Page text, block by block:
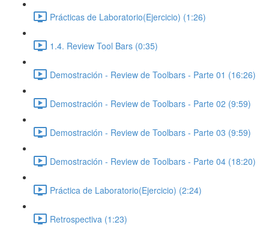
Prácticas de Laboratorio(Ejercicio) (1:26)
1.4. Review Tool Bars (0:35)
Demostración - Review de Toolbars - Parte 01 (16:26)
Demostración - Review de Toolbars - Parte 02 (9:59)
Demostración - Review de Toolbars - Parte 03 (9:59)
Demostración - Review de Toolbars - Parte 04 (18:20)
Práctica de Laboratorio(Ejercicio) (2:24)
Retrospectiva (1:23)